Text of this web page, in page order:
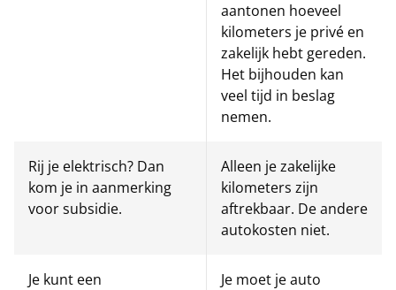
aantonen hoeveel
kilometers je privé en
zakelijk hebt gereden.
Het bijhouden kan
veel tijd in beslag
nemen.
Rij je elektrisch? Dan
kom je in aanmerking
voor subsidie.
Alleen je zakelijke
kilometers zijn
aftrekbaar. De andere
autokosten niet.
Je kunt een Je moet je auto